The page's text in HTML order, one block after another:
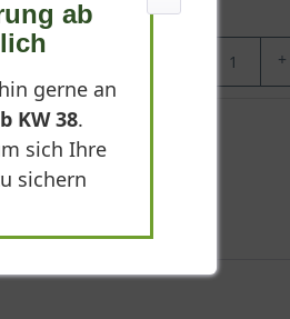
42,90 €
+
ab
gerne an
KW 38.
sich Ihre
sichern